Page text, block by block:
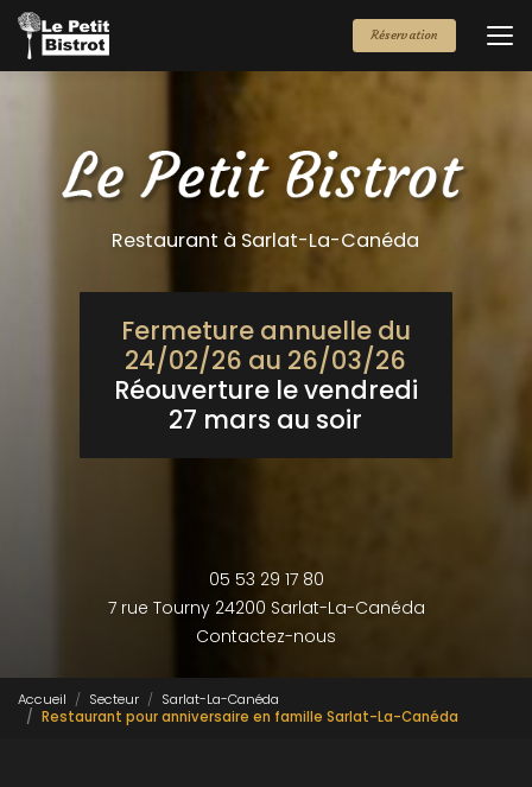
Aller
au
contenu
principal
Réservation
Restaurant à Sarlat-La-Canéda
Fermeture annuelle du
24/02/26 au 26/03/26
Réouverture le vendredi
27 mars au soir
05 53 29 17 80
7 rue Tourny 24200 Sarlat-La-Canéda
Contactez-nous
Accueil Secteur
Sarlat-La-Canéda
Restaurant pour anniversaire en famille Sarlat-La-Canéda